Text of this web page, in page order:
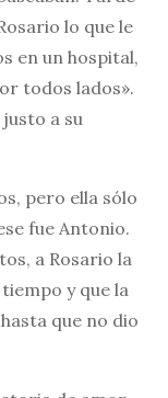
lo que le
en un hospital,
todos lados».
a su
pero ella sólo
fue Antonio.
a Rosario la
y que la
que no dio